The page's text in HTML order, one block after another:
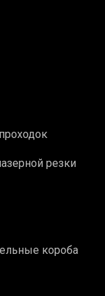
резки
короба